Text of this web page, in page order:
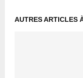
AUTRES ARTICLES